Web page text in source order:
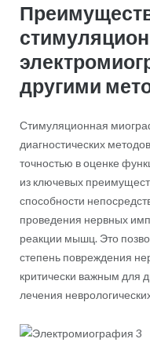
другими
Стимуляционная
диагностических
точностью в оценке
из ключевых
способности
проведения нервных
реакции мышц. Это
степень повреждения
критически важным для
лечения